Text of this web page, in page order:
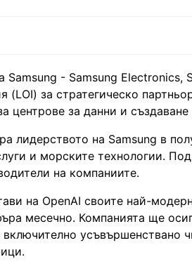
- Samsung Electronics,
за стратегическо
центрове за данни и
лидерството на Samsung в
и морските технологии.
на компаниите.
на OpenAI своите най-
месечно. Компанията ще
усъвършенствано